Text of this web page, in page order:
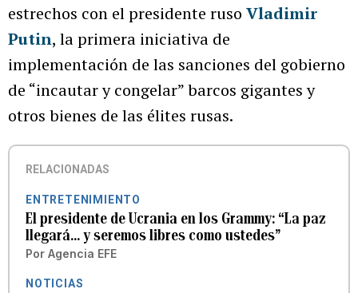
estrechos con el presidente ruso Vladimir
Putin, la primera iniciativa de
implementación de las sanciones del gobierno
de “incautar y congelar” barcos gigantes y
otros bienes de las élites rusas.
RELACIONADAS
ENTRETENIMIENTO
El presidente de Ucrania en los Grammy: “La paz
llegará... y seremos libres como ustedes”
Por Agencia EFE
NOTICIAS